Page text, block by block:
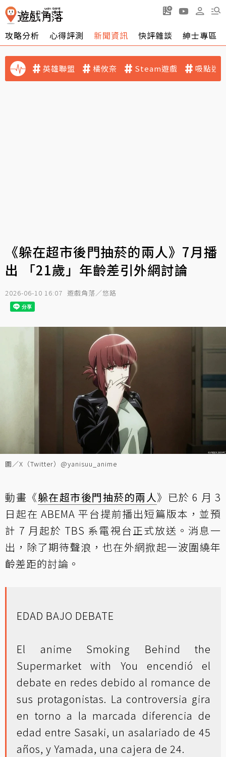
攻略分析 心得評測 新聞資訊 快評雜談 紳士專區
英雄聯盟 橘攸奈 Steam遊戲 吸點迷
《躲在超市後門抽菸的兩人》7月播
出 「21歲」年齡差引外網討論
2026-06-10 16:07 遊戲角落／悠路
圖／X（Twitter）@yanisuu_anime
動畫《躲在超市後門抽菸的兩人》已於 6 月 3
日起在 ABEMA 平台提前播出短篇版本，並預
計 7 月起於 TBS 系電視台正式放送。消息一
出，除了期待聲浪，也在外網掀起一波圍繞年
齡差距的討論。
EDAD BAJO DEBATE
El anime Smoking Behind the
Supermarket with You encendió el
debate en redes debido al romance de
sus protagonistas. La controversia gira
en torno a la marcada diferencia de
edad entre Sasaki, un asalariado de 45
años, y Yamada, una cajera de 24.